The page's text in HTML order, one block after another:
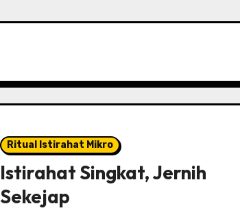
Ritual Istirahat Mikro
Istirahat Singkat, Jernih
Sekejap